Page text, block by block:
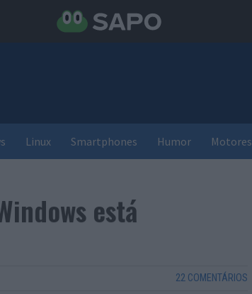
Linux Smartphones Humor Motores
está
22 COMENTÁRIOS